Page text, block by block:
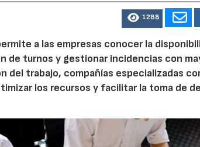
1288
a las empresas conocer la
de turnos y gestionar incidencias con
del trabajo, compañías especializadas
los recursos y facilitar la toma de